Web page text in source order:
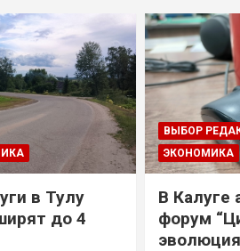
в Тулу
до 4
ВЫБОР
ЭКОНОМИКА
В Калуге
форум